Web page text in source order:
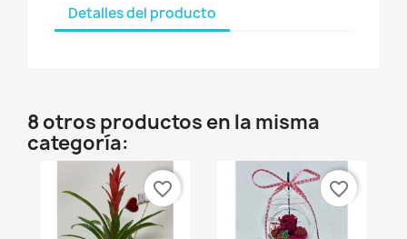
Detalles del producto
8 otros productos en la misma
categoría:
favorite_border favorite_border